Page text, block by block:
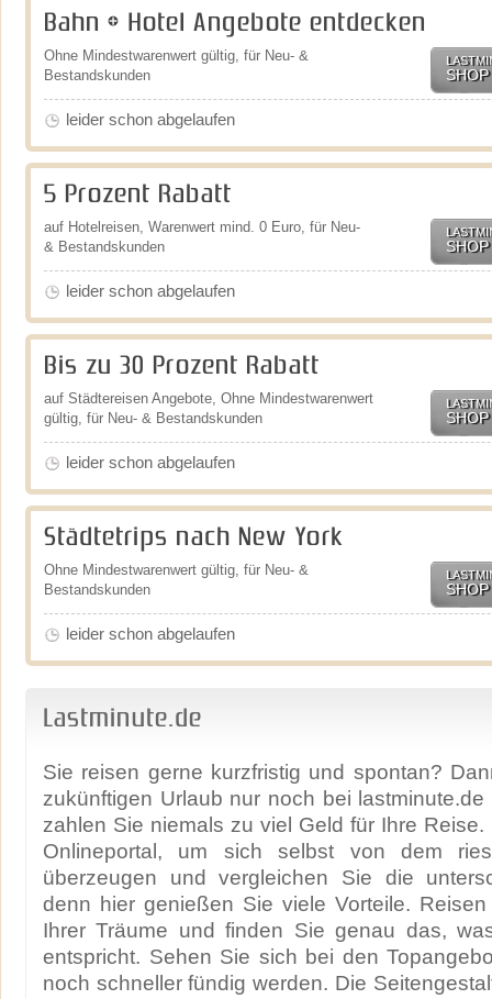
Bahn + Hotel Angebote entdecken
Ohne Mindestwarenwert gültig, für Neu- &
Bestandskunden
leider schon abgelaufen
5 Prozent Rabatt
auf Hotelreisen, Warenwert mind. 0 Euro, für Neu-
& Bestandskunden
leider schon abgelaufen
Bis zu 30 Prozent Rabatt
auf Städtereisen Angebote, Ohne Mindestwarenwert
gültig, für Neu- & Bestandskunden
leider schon abgelaufen
Städtetrips nach New York
Ohne Mindestwarenwert gültig, für Neu- &
Bestandskunden
leider schon abgelaufen
Lastminute.de
Sie reisen gerne kurzfristig und spontan?
zukünftigen Urlaub nur noch bei
zahlen Sie niemals zu viel Geld für Ihre
Onlineportal, um sich selbst von dem
überzeugen und vergleichen Sie die
denn hier genießen Sie viele Vorteile.
Ihrer Träume und finden Sie genau das,
entspricht. Sehen Sie sich bei den
noch schneller fündig werden. Die